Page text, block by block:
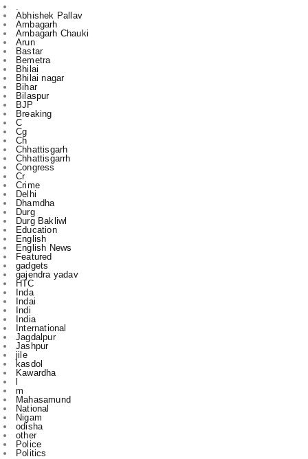
Bastar
Bemetra
Bhilai
Bhilai nagar
Bihar
Bilaspur
BJP
Breaking
C
Cg
Ch
Chhattisgarh
Chhattisgarrh
Congress
Cr
Crime
Delhi
Dhamdha
Durg
Durg Bakliwl
Education
English
English News
Featured
gadgets
gajendra yadav
HTC
Inda
Indai
Indi
India
International
Jagdalpur
Jashpur
jile
kasdol
Kawardha
l
m
Mahasamund
National
Nigam
odisha
other
Police
Politics
r
Raipur
Raipur in
Rajnandgaon